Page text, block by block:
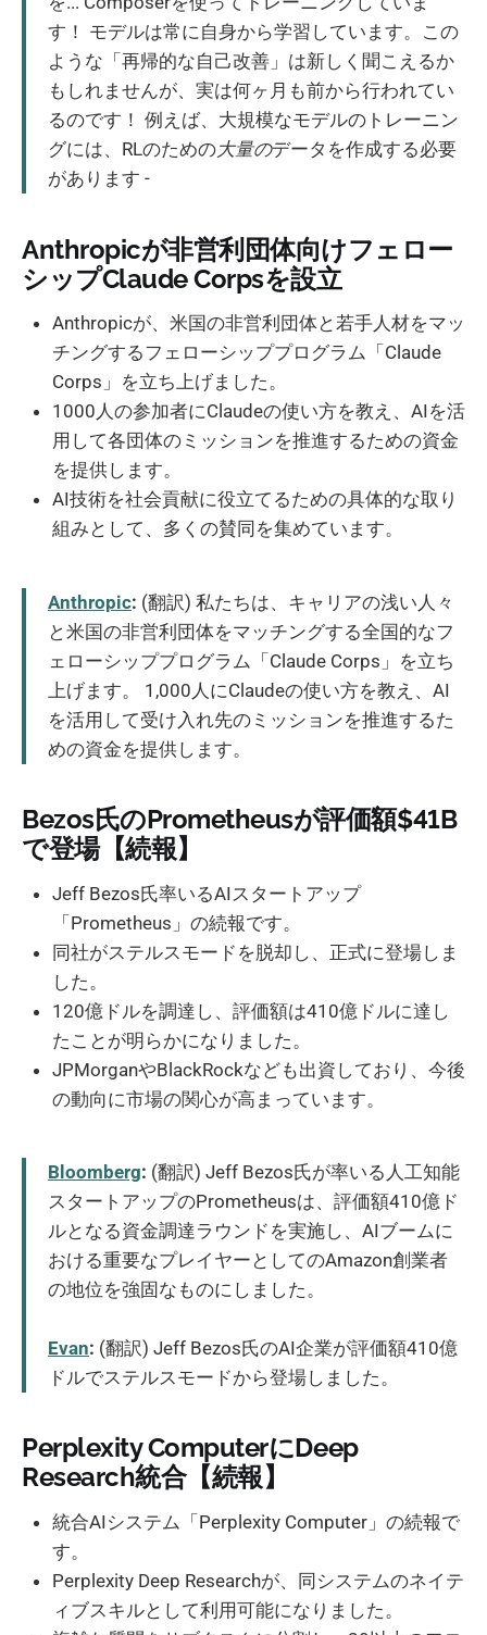
す！ モデルは常に自身から学習しています。この
ような「再帰的な自己改善」は新しく聞こえるか
もしれませんが、実は何ヶ月も前から行われてい
るのです！ 例えば、大規模なモデルのトレーニン
グには、RLのための大量のデータを作成する必要
があります -
Anthropicが非営利団体向けフェロー
シップClaude Corpsを設立
Anthropicが、米国の非営利団体と若手人材をマッ
チングするフェローシッププログラム「Claude
Corps」を立ち上げました。
1000人の参加者にClaudeの使い方を教え、AIを活
用して各団体のミッションを推進するための資金
を提供します。
AI技術を社会貢献に役立てるための具体的な取り
組みとして、多くの賛同を集めています。
Anthropic: (翻訳) 私たちは、キャリアの浅い人々
と米国の非営利団体をマッチングする全国的なフ
ェローシッププログラム「Claude Corps」を立ち
上げます。 1,000人にClaudeの使い方を教え、AI
を活用して受け入れ先のミッションを推進するた
めの資金を提供します。
Bezos氏のPrometheusが評価額$41B
で登場【続報】
Jeff Bezos氏率いるAIスタートアップ
「Prometheus」の続報です。
同社がステルスモードを脱却し、正式に登場しま
した。
120億ドルを調達し、評価額は410億ドルに達し
たことが明らかになりました。
JPMorganやBlackRockなども出資しており、今後
の動向に市場の関心が高まっています。
Bloomberg: (翻訳) Jeff Bezos氏が率いる人工知能
スタートアップのPrometheusは、評価額410億ド
ルとなる資金調達ラウンドを実施し、AIブームに
おける重要なプレイヤーとしてのAmazon創業者
の地位を強固なものにしました。
Evan: (翻訳) Jeff Bezos氏のAI企業が評価額410億
ドルでステルスモードから登場しました。
Perplexity ComputerにDeep
Research統合【続報】
統合AIシステム「Perplexity Computer」の続報で
す。
Perplexity Deep Researchが、同システムのネイテ
ィブスキルとして利用可能になりました。